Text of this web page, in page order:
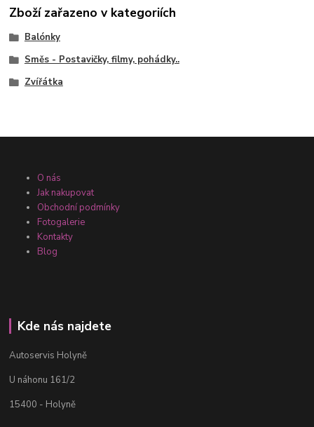
Zboží zařazeno v kategoriích
Balónky
Směs - Postavičky, filmy, pohádky..
Zvířátka
O nás
Jak nakupovat
Obchodní podmínky
Fotogalerie
Kontakty
Blog
Kde nás najdete
Autoservis Holyně
U náhonu 161/2
15400 - Holyně